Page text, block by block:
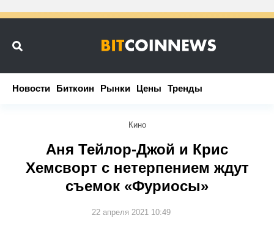
Новости Биткоин Рынки Цены Тренды
Новости Биткоин Рынки Цены Тренды
Кино
Аня Тейлор-Джой и Крис
Хемсворт с нетерпением ждут
съемок «Фуриосы»
22 апреля 2021 10:49